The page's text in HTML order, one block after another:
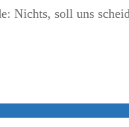
Nichts, soll uns